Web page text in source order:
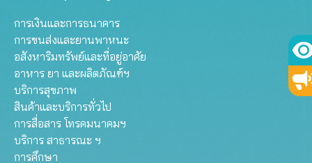
การเงินและการธนาคาร
การขนส่งและยานพาหนะ
อสังหาริมทรัพย์และที่อยู่อาศัย
อาหาร ยา และผลิตภัณฑ์ฯ
บริการสุขภาพ
สินค้าและบริการทั่วไป
การสื่อสาร โทรคมนาคมฯ
บริการ สาธารณะ ฯ
การศึกษา